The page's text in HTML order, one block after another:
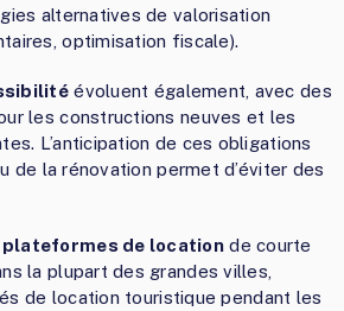
alternatives de valorisation
optimisation fiscale).
évoluent également, avec des
les constructions neuves et les
L’anticipation de ces obligations
de la rénovation permet d’éviter des
de location de courte
la plupart des grandes villes,
de location touristique pendant les